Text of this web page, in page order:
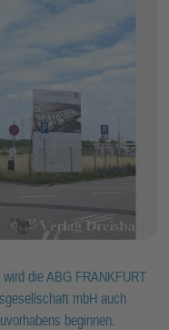
die ABG FRANKFURT
mbH auch
beginnen.